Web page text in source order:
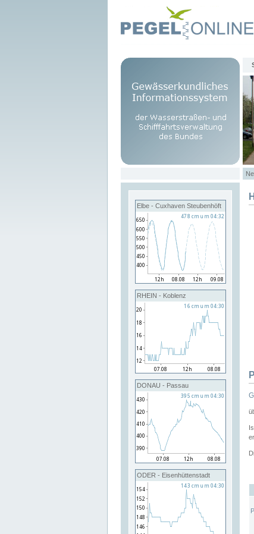
Elbe - Cuxhaven Steubenhöft
RHEIN - Koblenz
DONAU - Passau
ODER - Eisenhüttenstadt